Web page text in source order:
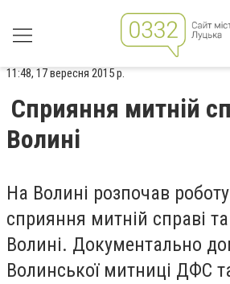
11:48, 17 вересня 2015 р.
Сприяння митній
Волині
На Волині розпочав
сприяння митній справі
Волині. Документально
Волинської митниці ДФС